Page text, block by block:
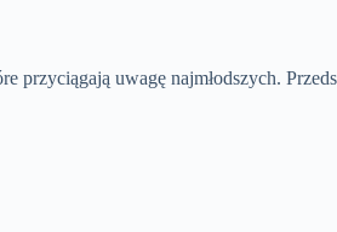
uwagę najmłodszych.